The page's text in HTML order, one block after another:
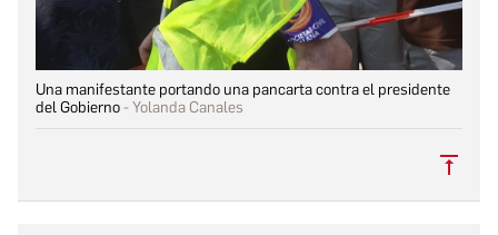
Una manifestante portando una pancarta contra el presidente
del Gobierno
Yolanda Canales